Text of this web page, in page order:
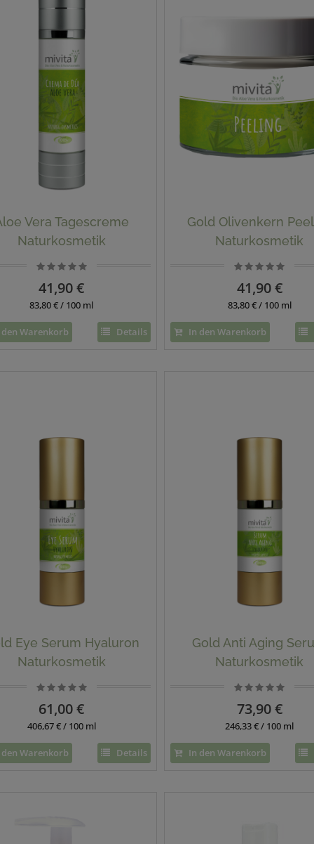
Vera Tagescreme
Naturkosmetik
41,90 €
83,80 € / 100 ml
Warenkorb Details
Gold Olivenkern
Naturkosmetik
41,90 €
83,80 € / 100 ml
In den Warenkorb
Eye Serum Hyaluron
Naturkosmetik
61,00 €
406,67 € / 100 ml
Warenkorb Details
Gold Anti Aging
Naturkosmetik
73,90 €
246,33 € / 100 ml
In den Warenkorb